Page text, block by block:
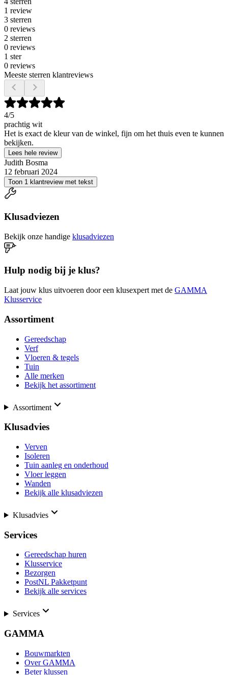
1 review
3 sterren
0 reviews
2 sterren
0 reviews
1 ster
0 reviews
Meeste sterren klantreviews
4/5
prachtig wit
Het is exact de kleur van de winkel, fijn om het thuis even te kunnen
bekijken.
Lees hele review
Judith Bosma
12 februari 2024
Toon 1 klantreview met tekst
Klusadviezen
Bekijk onze handige klusadviezen
Hulp nodig bij je klus?
Laat jouw klus uitvoeren door een klusexpert met de GAMMA
Klusservice
Assortiment
Gereedschap
Verf
Vloeren & tegels
Tuin
Alle merken
Bekijk het assortiment
Assortiment
Klusadvies
Verven
Isoleren
Tuin aanleg en onderhoud
Vloer leggen
Wanden
Bekijk alle klusadviezen
Klusadvies
Services
Gereedschap huren
Klusservice
Bezorgen
PostNL Pakketpunt
Bekijk alle services
Services
GAMMA
Bouwmarkten
Over GAMMA
Beter klussen